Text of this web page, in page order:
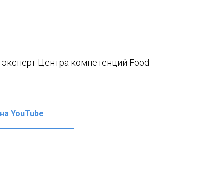
Центра компетенций Food
YouTube